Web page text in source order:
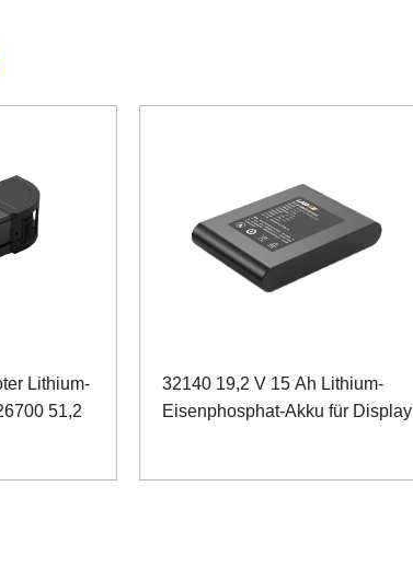
Lithium-
51,2
32140 19,2 V 15 Ah Lithium-
Eisenphosphat-Akku für Display